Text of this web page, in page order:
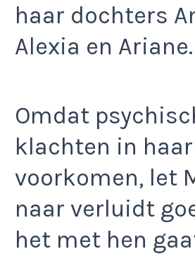
haar dochters
Alexia en Ariane.
Omdat
klachten in
voorkomen, let
naar verluidt
het met hen